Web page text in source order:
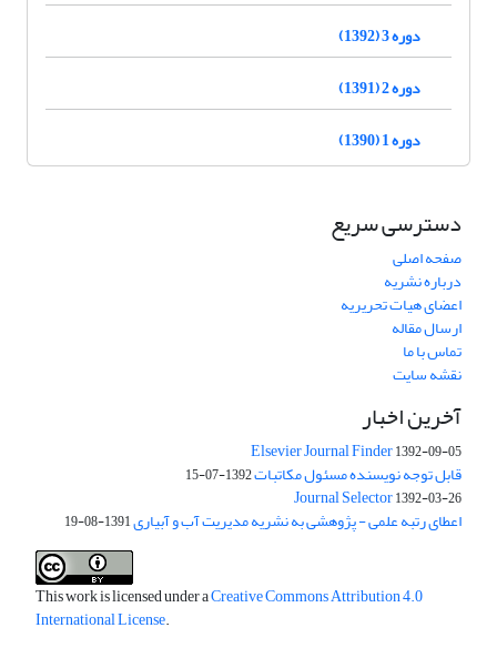
دوره 3 (1392)
دوره 2 (1391)
دوره 1 (1390)
دسترسی سریع
صفحه اصلی
درباره نشریه
اعضای هیات تحریریه
ارسال مقاله
تماس با ما
نقشه سایت
آخرین اخبار
Elsevier Journal Finder1392-09-05
قابل توجه نویسنده مسئول مکاتبات1392-07-15
Journal Selector1392-03-26
اعطای رتبه علمی - پژوهشی به نشریه مدیریت آب و آبیاری1391-08-19
This work is licensed under aCreative Commons Attribution 4.0
International License.